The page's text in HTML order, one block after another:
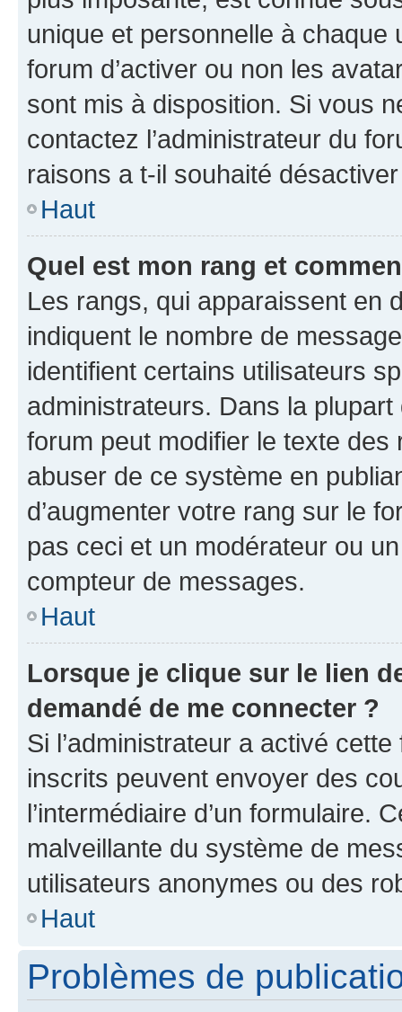
unique et personnelle à chaque
forum d’activer ou non les
sont mis à disposition. Si vous
contactez l’administrateur du
raisons a t-il souhaité
Haut
Quel est mon rang et
Les rangs, qui apparaissent en
indiquent le nombre de
identifient certains utilisateurs
administrateurs. Dans la
forum peut modifier le texte
abuser de ce système en
d’augmenter votre rang sur le
pas ceci et un modérateur ou
compteur de messages.
Haut
Lorsque je clique sur le lien
demandé de me connecter ?
Si l’administrateur a activé
inscrits peuvent envoyer des
l’intermédiaire d’un formulaire.
malveillante du système de
utilisateurs anonymes ou des
Haut
Problèmes de